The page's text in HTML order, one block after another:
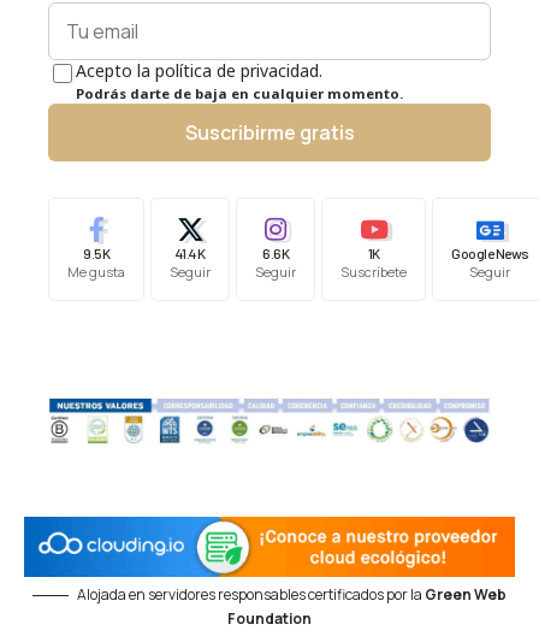
Acepto la política de privacidad.
Podrás darte de baja en cualquier momento.
Suscribirme gratis
9.5K
Me gusta
41.4K
Seguir
6.6K
Seguir
1K
Suscríbete
Google News
Seguir
Alojada en servidores responsables certificados por la Green Web
Foundation